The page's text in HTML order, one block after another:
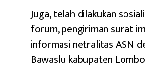
Juga, telah dilakukan
forum, pengiriman surat
informasi netralitas ASN
Bawaslu kabupaten